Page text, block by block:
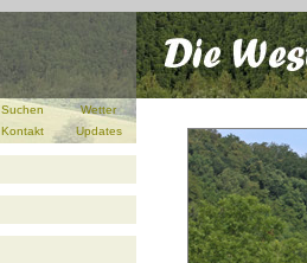
Suchen
Wetter
Kontakt Updates